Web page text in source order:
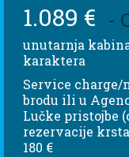
1.089 € -
unutarnja
karaktera
Service charge/
brodu ili u
Lučke pristojbe
rezervacije
180 €